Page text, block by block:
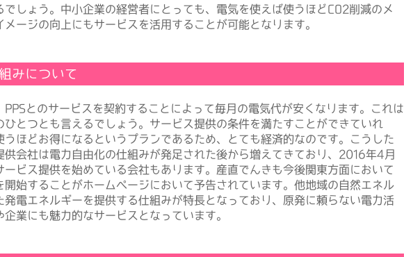
でしょう。中小企業の経営者にとっても、電気を使えば使うほどCO2削減のメ
メージの向上にもサービスを活用することが可能となります。
みについて
とのサービスを契約することによって毎月の電気代が安くなります。これは
ひとつとも言えるでしょう。サービス提供の条件を満たすことができていれ
うほどお得になるというプランであるため、とても経済的なのです。こうした
供会社は電力自由化の仕組みが発足された後から増えてきており、2016年4月
ービス提供を始めている会社もあります。産直でんきも今後関東方面において
開始することがホームページにおいて予告されています。他地域の自然エネル
発電エネルギーを提供する仕組みが特長となっており、原発に頼らない電力活
業にも魅力的なサービスとなっています。